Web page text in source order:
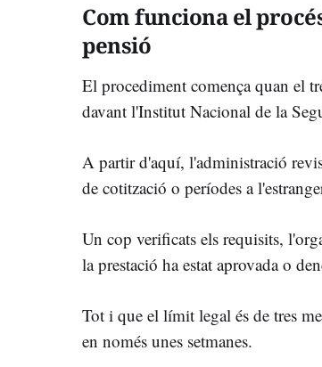
Com funciona el
pensió
El procediment comença quan el
davant l'Institut Nacional de la
A partir d'aquí, l'administració
de cotització o períodes a
Un cop verificats els requisits,
la prestació ha estat aprovada o
Tot i que el límit legal és de tres
en només unes setmanes.